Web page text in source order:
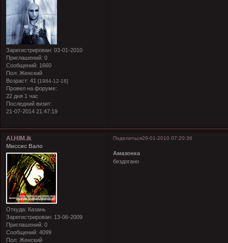
Зарегистрирован: 03-01-2010
Приглашений: 0
Сообщений: 1660
Пол: Женский
Возраст: 41 [1984-12-18]
Провел на форуме:
22 дня 1 час
Последний визит:
21-07-2014 21:47:19
Поделиться29-01-2010 07:20:36
Al.HIM.ik
Миссис Вало
Откуда: Казань
Зарегистрирован: 13-06-2009
Приглашений: 0
Сообщений: 4099
Пол: Женский
Амазонка
бездогано